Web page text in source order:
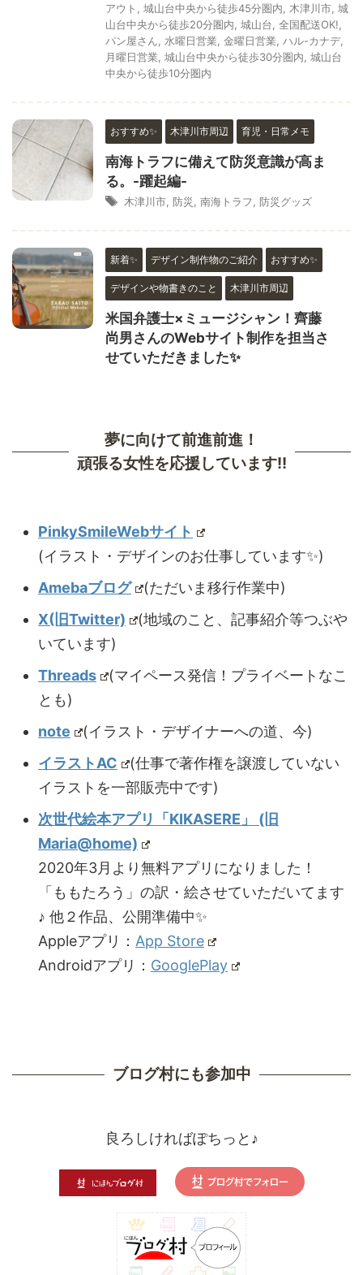
アウト , 城山台中央から徒歩45分圏内, 木津川市, 城
山台中央から徒歩20分圏内, 城山台, 全国配送OK!,
パン屋さん, 水曜日営業, 金曜日営業, ハル-カナデ,
月曜日営業, 城山台中央から徒歩30分圏内, 城山台
中央から徒歩10分圏内
おすすめ✨ 木津川市周辺 育児・日常メモ
南海トラフに備えて防災意識が高ま
る。-躍起編-
木津川市, 防災, 南海トラフ, 防災グッズ
新着✨ デザイン制作物のご紹介 おすすめ✨
デザインや物書きのこと 木津川市周辺
米国弁護士×ミュージシャン！齊藤
尚男さんのWebサイト制作を担当さ
せていただきました✨
夢に向けて前進前進！
頑張る女性を応援しています!!
PinkySmileWebサイト
(イラスト・デザインのお仕事しています✨)
Amebaブログ
(ただいま移行作業中)
X(旧Twitter)
(地域のこと、記事紹介等つぶや
いています)
Threads
(マイペース発信！プライベートなこ
とも)
note
(イラスト・デザイナーへの道、今)
イラストAC
(仕事で著作権を譲渡していない
イラストを一部販売中です)
次世代絵本アプリ「KIKASERE」 (旧
Maria@home)
2020年3月より無料アプリになりました！
「ももたろう」の訳・絵させていただいてます
♪ 他２作品、公開準備中✨
Appleアプリ： App Store
Androidアプリ： GooglePlay
ブログ村にも参加中
良ろしければぽちっと♪